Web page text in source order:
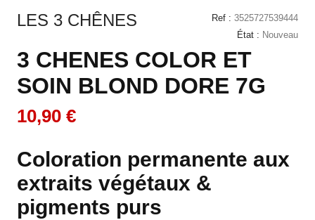
LES 3 CHÊNES Ref : 3525727539444
État : Nouveau
3 CHENES COLOR ET
SOIN BLOND DORE 7G
10,90 €
Coloration permanente aux
extraits végétaux &
pigments purs